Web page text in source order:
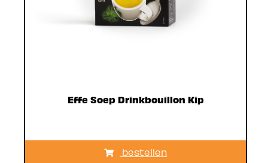
Effe Soep Drinkbouillon Kip
bestellen